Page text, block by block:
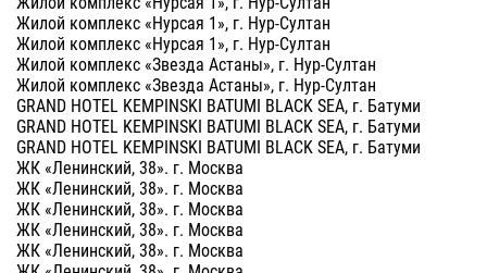
Жилой комплекс «Нурсая 1», г. Нур-Султан
Жилой комплекс «Нурсая 1», г. Нур-Султан
Жилой комплекс «Звезда Астаны», г. Нур-Султан
Жилой комплекс «Звезда Астаны», г. Нур-Султан
GRAND HOTEL KEMPINSKI BATUMI BLACK SEA, г. Батуми
GRAND HOTEL KEMPINSKI BATUMI BLACK SEA, г. Батуми
GRAND HOTEL KEMPINSKI BATUMI BLACK SEA, г. Батуми
ЖК «Ленинский, 38». г. Москва
ЖК «Ленинский, 38». г. Москва
ЖК «Ленинский, 38». г. Москва
ЖК «Ленинский, 38». г. Москва
ЖК «Ленинский, 38». г. Москва